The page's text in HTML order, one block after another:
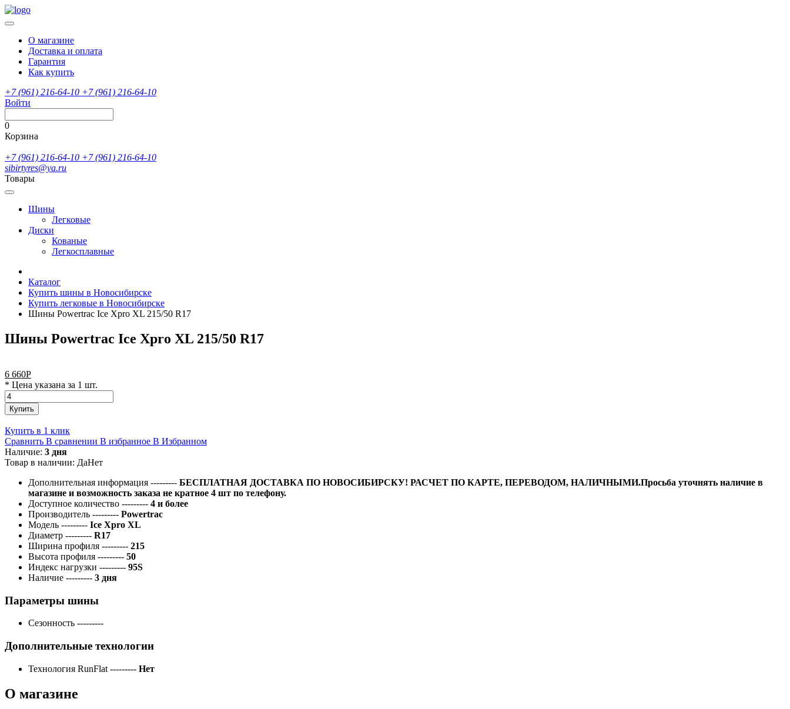
О магазине
Доставка и оплата
Гарантия
Как купить
+7 (961) 216-64-10 +7 (961) 216-64-10
Войти
0
Корзина
+7 (961) 216-64-10 +7 (961) 216-64-10
sibirtyres@ya.ru
Товары
Шины
Легковые
Диски
Кованые
Легкосплавные
Каталог
Купить шины в Новосибирске
Купить легковые в Новосибирске
Шины Powertrac Ice Xpro XL 215/50 R17
Шины Powertrac Ice Xpro XL 215/50 R17
6 660Р
* Цена указана за 1 шт.
Купить
Купить в 1 клик
Сравнить В сравнении В избранное В Избранном
Наличие: 3 дня
Товар в наличии: ДаНет
Дополнительная информация --------- БЕСПЛАТНАЯ ДОСТАВКА ПО НОВОСИБИРСКУ! РАСЧЕТ ПО КАРТЕ, ПЕРЕВОДОМ, НАЛИЧНЫМИ.Просьба уточнять наличие в
магазине и возможность заказа не кратное 4 шт по телефону.
Доступное количество --------- 4 и более
Производитель --------- Powertrac
Модель --------- Ice Xpro XL
Диаметр --------- R17
Ширина профиля --------- 215
Высота профиля --------- 50
Индекс нагрузки --------- 95S
Наличие --------- 3 дня
Параметры шины
Сезонность ---------
Дополнительные технологии
Технология RunFlat --------- Нет
О магазине